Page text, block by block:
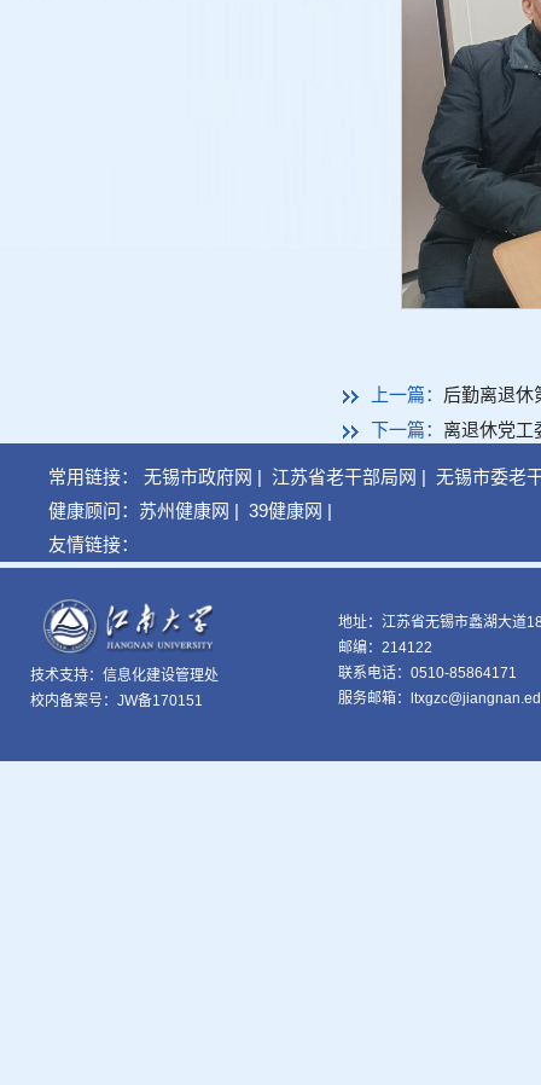
上一篇： 后勤离退休
下一篇： 离退休党工
常用链接： 无锡市政府网 | 江苏省老干部局网 | 无锡市委老
健康顾问： 苏州健康网 | 39健康网 |
友情链接：
技术支持： 信息化建设管理处
校内备案号：JW备170151
地址：江苏省无锡市蠡湖大道
邮编：214122
联系电话：0510-85864171
服务邮箱：